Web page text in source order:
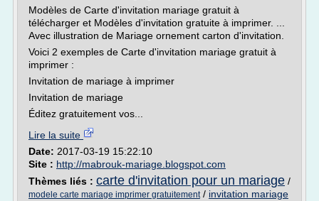
Modèles de Carte d'invitation mariage gratuit à
télécharger et Modèles d'invitation gratuite à imprimer. ...
Avec illustration de Mariage ornement carton d'invitation.
Voici 2 exemples de Carte d'invitation mariage gratuit à
imprimer :
Invitation de mariage à imprimer
Invitation de mariage
Éditez gratuitement vos...
Lire la suite
Date: 2017-03-19 15:22:10
Site : http://mabrouk-mariage.blogspot.com
Thèmes liés : carte d'invitation pour un mariage /
modele carte mariage imprimer gratuitement/ invitation mariage